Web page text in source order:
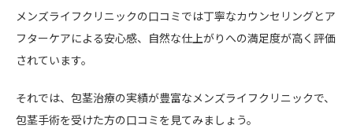
メンズライフクリニックの口コミでは丁寧なカウンセリングとア
フターケアによる安心感、自然な仕上がりへの満足度が高く評価
されています。
それでは、包茎治療の実績が豊富なメンズライフクリニックで、
包茎手術を受けた方の口コミを見てみましょう。